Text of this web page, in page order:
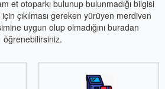
et otoparkı bulunup bulunmadığı bilgisi
çıkılması gereken yürüyen merdiven
uygun olup olmadığını buradan
öğrenebilirsiniz.